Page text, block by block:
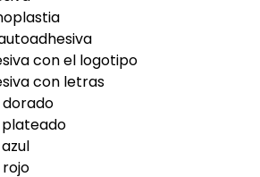
con el logotipo
con letras